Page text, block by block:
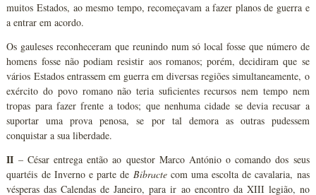
muitos Estados, ao mesmo tempo, recomeçavam a fazer planos de guerra e
a entrar em acordo.
Os gauleses reconheceram que reunindo num só local fosse que número de
homens fosse não podiam resistir aos romanos; porém, decidiram que se
vários Estados entrassem em guerra em diversas regiões simultaneamente, o
exército do povo romano não teria suficientes recursos nem tempo nem
tropas para fazer frente a todos; que nenhuma cidade se devia recusar a
suportar uma prova penosa, se por tal demora as outras pudessem
conquistar a sua liberdade.
II – César entrega então ao questor Marco António o comando dos seus
quartéis de Inverno e parte de Bibracte com uma escolta de cavalaria, nas
vésperas das Calendas de Janeiro, para ir ao encontro da XIII legião, no